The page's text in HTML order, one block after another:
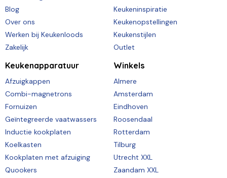
Blog
Over ons
Werken bij Keukenloods
Zakelijk
Keukeninspiratie
Keukenopstellingen
Keukenstijlen
Outlet
Keukenapparatuur
Afzuigkappen
Combi-magnetrons
Fornuizen
Geïntegreerde vaatwassers
Inductie kookplaten
Koelkasten
Kookplaten met afzuiging
Quookers
Winkels
Almere
Amsterdam
Eindhoven
Roosendaal
Rotterdam
Tilburg
Utrecht XXL
Zaandam XXL